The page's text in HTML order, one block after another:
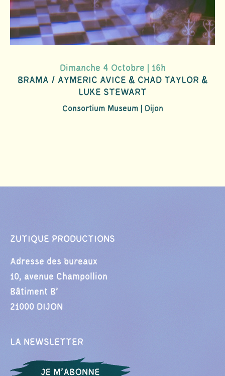
Dimanche 4 Octobre | 16h
BRAMA / AYMERIC AVICE & CHAD TAYLOR &
LUKE STEWART
Consortium Museum | Dijon
ZUTIQUE PRODUCTIONS
Adresse des bureaux
10, avenue Champollion
Bâtiment B’
21000 DIJON
LA NEWSLETTER